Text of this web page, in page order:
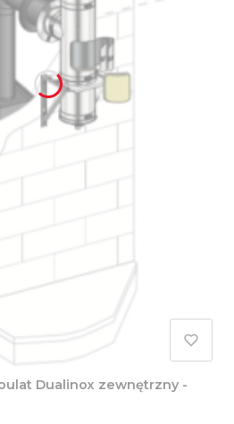
Dualinox zewnętrzny -